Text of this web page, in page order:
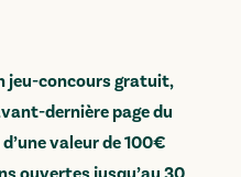
jeu-concours gratuit,
dernière page du
valeur de 100€